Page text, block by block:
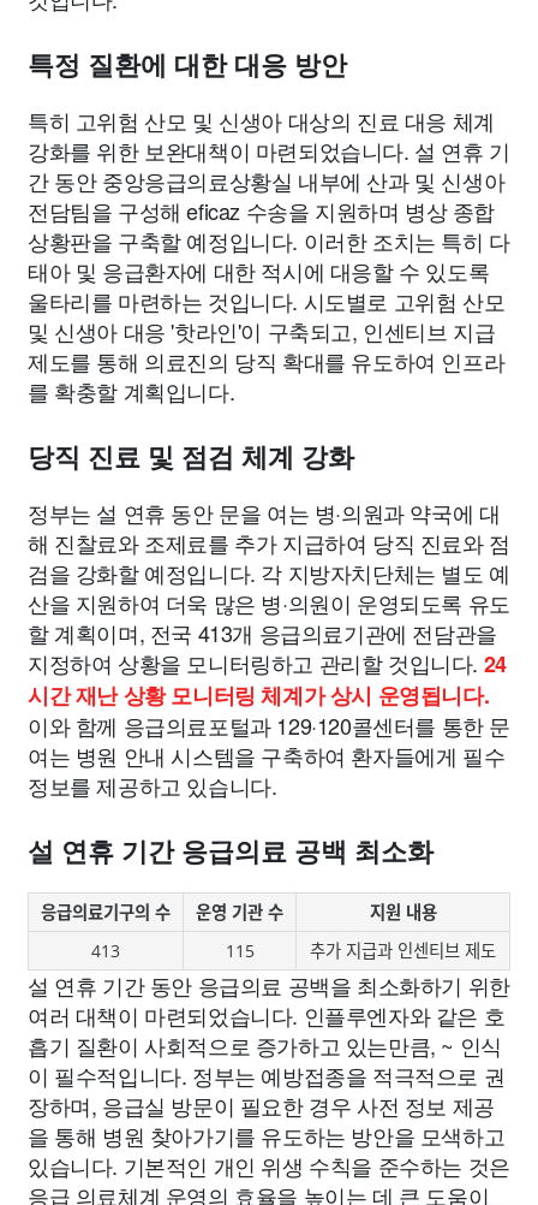
특정 질환에 대한 대응 방안
특히 고위험 산모 및 신생아 대상의 진료 대응 체계
강화를 위한 보완대책이 마련되었습니다. 설 연휴 기
간 동안 중앙응급의료상황실 내부에 산과 및 신생아
전담팀을 구성해 eficaz 수송을 지원하며 병상 종합
상황판을 구축할 예정입니다. 이러한 조치는 특히 다
태아 및 응급환자에 대한 적시에 대응할 수 있도록
울타리를 마련하는 것입니다. 시도별로 고위험 산모
및 신생아 대응 '핫라인'이 구축되고, 인센티브 지급
제도를 통해 의료진의 당직 확대를 유도하여 인프라
를 확충할 계획입니다.
당직 진료 및 점검 체계 강화
정부는 설 연휴 동안 문을 여는 병·의원과 약국에 대
해 진찰료와 조제료를 추가 지급하여 당직 진료와 점
검을 강화할 예정입니다. 각 지방자치단체는 별도 예
산을 지원하여 더욱 많은 병·의원이 운영되도록 유도
할 계획이며, 전국 413개 응급의료기관에 전담관을
지정하여 상황을 모니터링하고 관리할 것입니다. 24
시간 재난 상황 모니터링 체계가 상시 운영됩니다.
이와 함께 응급의료포털과 129·120콜센터를 통한 문
여는 병원 안내 시스템을 구축하여 환자들에게 필수
정보를 제공하고 있습니다.
설 연휴 기간 응급의료 공백 최소화
응급의료기구의 수 운영 기관 수
지원 내용
413
115 추가 지급과 인센티브 제도
설 연휴 기간 동안 응급의료 공백을 최소화하기 위한
여러 대책이 마련되었습니다. 인플루엔자와 같은 호
흡기 질환이 사회적으로 증가하고 있는만큼, ~ 인식
이 필수적입니다. 정부는 예방접종을 적극적으로 권
장하며, 응급실 방문이 필요한 경우 사전 정보 제공
을 통해 병원 찾아가기를 유도하는 방안을 모색하고
있습니다. 기본적인 개인 위생 수칙을 준수하는 것은
응급 의료체계 운영의 효율을 높이는 데 큰 도움이